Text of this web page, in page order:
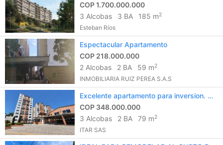
COP 1.700.000.000
3 Alcobas
3 BA 185 m2
Esteban Ríos
Espectacular Apartamento
COP 218.000.000
2 Alcobas
2 BA 59 m2
INMOBILIARIA RUIZ PEREA S.A.S
Excelente apartamento para inversion. Rentando
COP 348.000.000
3 Alcobas
2 BA 79 m2
ITAR SAS